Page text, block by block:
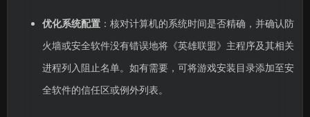
优化系统配置：核对计算机的系统时间是否精确，并确认防
火墙或安全软件没有错误地将《英雄联盟》主程序及其相关
进程列入阻止名单。如有需要，可将游戏安装目录添加至安
全软件的信任区或例外列表。